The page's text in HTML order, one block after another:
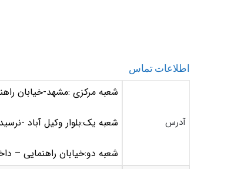
اطلاعات تماس
آدرس
شعبه مرکزی :مشهد-خیابان
شعبه یک:بلوار وکیل آباد -
شعبه دو:خیابان راهنمایی – داخل راهنمایی 5 -درب اول